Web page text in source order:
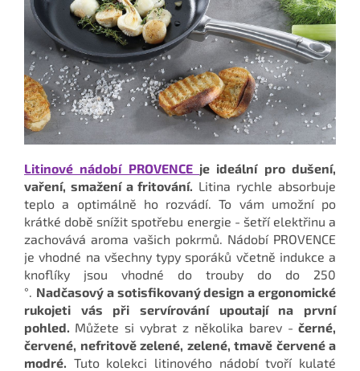
Litinové nádobí PROVENCE je ideální pro dušení,
vaření, smažení a fritování. Litina rychle absorbuje
teplo a optimálně ho rozvádí. To vám umožní po
krátké době snížit spotřebu energie - šetří elektřinu a
zachovává aroma vašich pokrmů. Nádobí PROVENCE
je vhodné na všechny typy sporáků včetně indukce a
knoflíky jsou vhodné do trouby do do 250
°. Nadčasový a sotisfikovaný design a ergonomické
rukojeti vás při servírování upoutají na první
pohled. Můžete si vybrat z několika barev - černé,
červené, nefritově zelené, zelené, tmavě červené a
modré. Tuto kolekci litinového nádobí tvoří kulaté